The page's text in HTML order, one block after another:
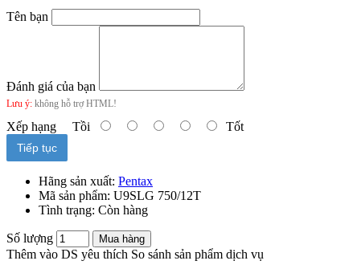
Tên bạn
Đánh giá của bạn
Lưu ý: không hỗ trợ HTML!
Xếp hạng Tồi Tốt
Tiếp tục
Hãng sản xuất: Pentax
Mã sản phẩm: U9SLG 750/12T
Tình trạng: Còn hàng
Số lượng Mua hàng
Thêm vào DS yêu thích So sánh sản phẩm dịch vụ